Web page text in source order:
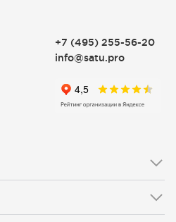
+7 (495) 255-56-20
info@satu.pro